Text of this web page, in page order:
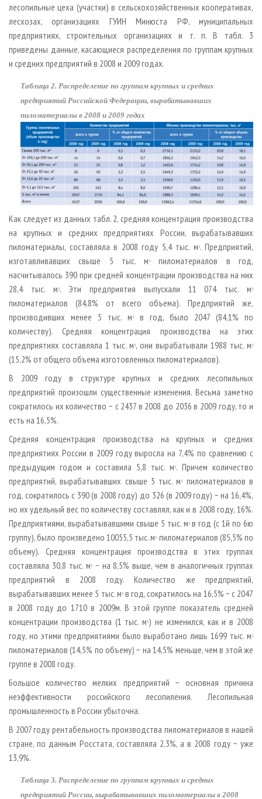
лесопильные цеха (участки) в сельскохозяйственных кооперативах,
лесхозах, организациях ГУИН Минюста РФ, муниципальных
предприятиях, строительных организациях и т. п. В табл. 3
приведены данные, касающиеся распределения по группам крупных
и средних предприятий в 2008 и 2009 годах.
Таблица 2. Распределение по группам крупных и средних
предприятий Российской Федерации, вырабатывавших
пиломатериалы в 2008 и 2009 годах
Как следует из данных табл. 2, средняя концентрация производства
на крупных и средних предприятиях России, вырабатывавших
пиломатериалы, составляла в 2008 году 5,4 тыс. м 3. Предприятий,
изготавливавших свыше 5 тыс. м 3
пиломатериалов в год,
насчитывалось 390 при средней концентрации производства на них
28,4 тыс. м 3. Эти предприятия выпускали 11 074 тыс. м 3
пиломатериалов (84,8% от всего объема). Предприятий же,
производивших менее 5 тыс. м 3
в год, было 2047 (84,1% по
количеству). Средняя концентрация производства на этих
предприятиях составляла 1 тыс. м 3, они вырабатывали 1988 тыс. м 3
(15,2% от общего объема изготовленных пиломатериалов).
В 2009 году в структуре крупных и средних лесопильных
предприятий произошли существенные изменения. Весьма заметно
сократилось их количество − с 2437 в 2008 до 2036 в 2009 году, то и
есть на 16,5%.
Средняя концентрация производства на крупных и средних
предприятиях России в 2009 году выросла на 7,4% по сравнению с
предыдущим годом и составила 5,8 тыс. м 3. Причем количество
предприятий, вырабатывавших свыше 5 тыс. м 3
пиломатериалов в
год, сократилось с 390 (в 2008 году) до 326 (в 2009 году) − на 16,4%,
но их удельный вес по количеству составлял, как и в 2008 году, 16%.
Предприятиями, вырабатывавшими свыше 5 тыс. м 3в год (с 1­й по 6­ю
группу), было произведено 10055,5 тыс. м 3 пиломатериалов (85,5% по
объему). Средняя концентрация производства в этих группах
составляла 30,8 тыс. м 3− на 8,5% выше, чем в аналогичных группах
предприятий в 2008 году. Количество же предприятий,
вырабатывавших менее 5 тыс. м 3в год, сократилось на 16,5% − с 2047
в 2008 году до 1710 в 2009­м. В этой группе показатель средней
концентрации производства (1 тыс. м 3) не изменился, как и в 2008
году, но этими предприятиями было выработано лишь 1699 тыс. м 3
пиломатериалов (14,5% по объему) − на 14,5% меньше, чем в этой же
группе в 2008 году.
Большое количество мелких предприятий − основная причина
неэффективности российского лесопиления. Лесопильная
промышленность в России убыточна.
В 2007 году рентабельность производства пиломатериалов в нашей
стране, по данным Росстата, составляла ­2,3%, а в 2008 году − уже
13,9%.
Таблица 3. Распределение по группам крупных и средних
предприятий России, вырабатывавших пиломатериалы в 2008